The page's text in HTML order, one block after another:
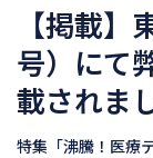
【掲載
号）にて
載されま
特集「沸騰！医療